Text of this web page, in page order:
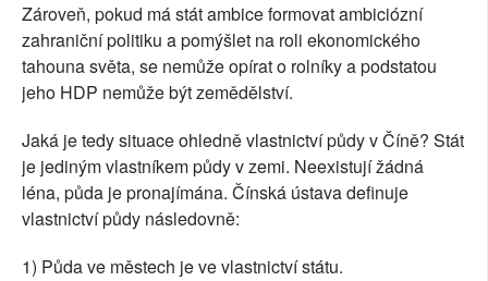
Zároveň, pokud má stát ambice formovat ambiciózní
zahraniční politiku a pomýšlet na roli ekonomického
tahouna světa, se nemůže opírat o rolníky a podstatou
jeho HDP nemůže být zemědělství.
Jaká je tedy situace ohledně vlastnictví půdy v Číně? Stát
je jediným vlastníkem půdy v zemi. Neexistují žádná
léna, půda je pronajímána. Čínská ústava definuje
vlastnictví půdy následovně:
1) Půda ve městech je ve vlastnictví státu.